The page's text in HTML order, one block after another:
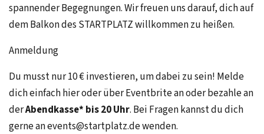
spannender Begegnungen. Wir freuen uns darauf, dich auf
dem Balkon des STARTPLATZ willkommen zu heißen.
Anmeldung
Du musst nur 10 € investieren, um dabei zu sein! Melde
dich einfach hier oder über Eventbrite an oder bezahle an
derAbendkasse* bis 20 Uhr. Bei Fragen kannst du dich
gerne an events@startplatz.de wenden.